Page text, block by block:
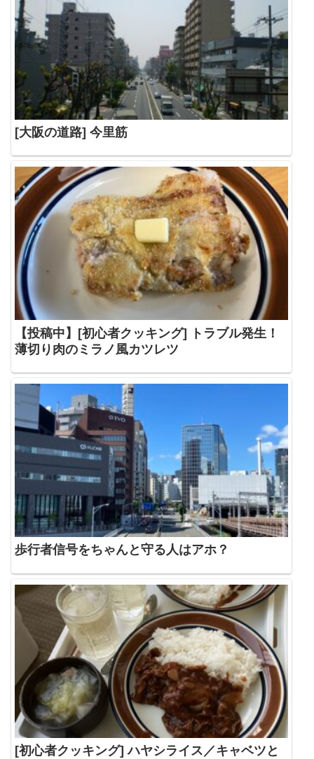
[大阪の道路] 今里筋
【投稿中】[初心者クッキング] トラブル発生！
薄切り肉のミラノ風カツレツ
歩行者信号をちゃんと守る人はアホ？
[初心者クッキング] ハヤシライス／キャベツと